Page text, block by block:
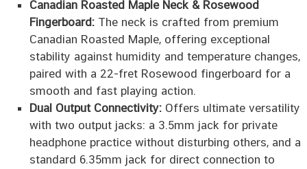
Canadian Roasted Maple Neck & Rosewood
Fingerboard:The neck is crafted from premium
Canadian Roasted Maple, offering exceptional
stability against humidity and temperature changes,
paired with a 22-fret Rosewood fingerboard for a
smooth and fast playing action.
Dual Output Connectivity:Offers ultimate versatility
with two output jacks: a 3.5mm jack for private
headphone practice without disturbing others, and a
standard 6.35mm jack for direct connection to